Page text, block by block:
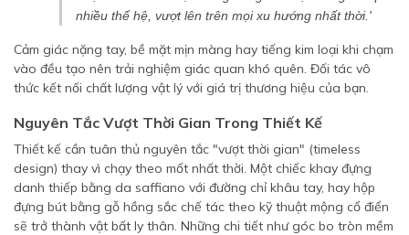
nhiều thế hệ, vượt lên trên mọi xu hướng nhất thời.'
Cảm giác nặng tay, bề mặt mịn màng hay tiếng kim loại khi chạm
vào đều tạo nên trải nghiệm giác quan khó quên. Đối tác vô
thức kết nối chất lượng vật lý với giá trị thương hiệu của bạn.
Nguyên Tắc Vượt Thời Gian Trong Thiết Kế
Thiết kế cần tuân thủ nguyên tắc "vượt thời gian" (timeless
design) thay vì chạy theo mốt nhất thời. Một chiếc khay đựng
danh thiếp bằng da saffiano với đường chỉ khâu tay, hay hộp
đựng bút bằng gỗ hồng sắc chế tác theo kỹ thuật mộng cổ điển
sẽ trở thành vật bất ly thân. Những chi tiết như góc bo tròn mềm